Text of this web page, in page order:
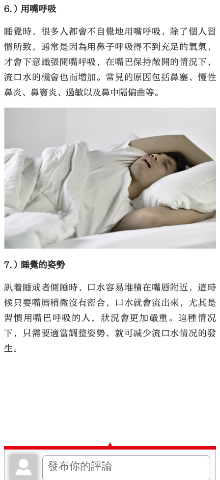
6. ）用嘴呼吸
睡覺時，很多人都會不自覺地用嘴呼吸，除了個人習
慣所致，通常是因為用鼻子呼吸得不到充足的氧氣，
才會下意識張開嘴呼吸，在嘴巴保持敞開的情況下，
流口水的機會也而增加。常見的原因包括鼻塞、慢性
鼻炎、鼻竇炎、過敏以及鼻中隔偏曲等。
7. ）睡覺的姿勢
趴着睡或者側睡時，口水容易堆積在嘴唇附近，這時
候只要嘴唇稍微沒有密合，口水就會流出來，尤其是
習慣用嘴巴呼吸的人，狀況會更加嚴重。這種情况
下，只需要適當調整姿勢，就可减少流口水情况的發
生。